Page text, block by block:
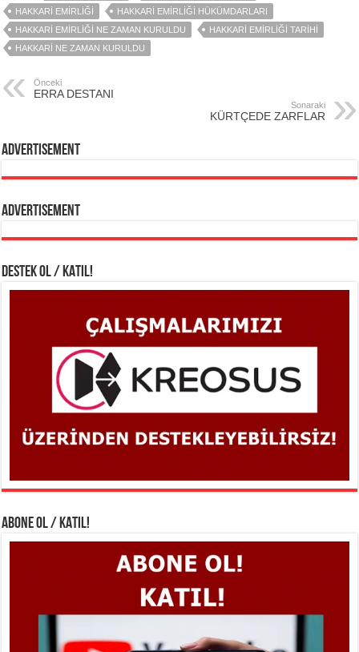
HAKKARİ EMİRLİĞİ
HAKKARİ EMİRLİĞİ HÜKÜMDARLARI
HAKKARİ EMİRLİĞİ NE ZAMAN KURULDU
HAKKARİ EMİRLİĞİ TARİHİ
HAKKARİ NE ZAMAN KURULDU
Önceki
ERRA DESTANI
Sonaraki
KÜRTÇEDE ZARFLAR
Advertisement
Advertisement
DESTEK OL / KATIL!
ABONE OL / KATIL!